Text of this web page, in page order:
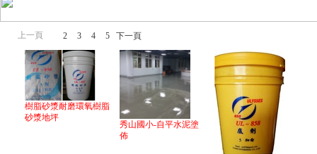
上一頁 2 3 4 5 下一頁
樹脂砂漿耐磨環氧樹脂
砂漿地坪
秀山國小-自平水泥塗
佈